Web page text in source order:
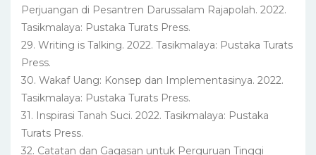
Perjuangan di Pesantren Darussalam Rajapolah. 2022.
Tasikmalaya: Pustaka Turats Press.
29. Writing is Talking. 2022. Tasikmalaya: Pustaka Turats
Press.
30. Wakaf Uang: Konsep dan Implementasinya. 2022.
Tasikmalaya: Pustaka Turats Press.
31. Inspirasi Tanah Suci. 2022. Tasikmalaya: Pustaka
Turats Press.
32. Catatan dan Gagasan untuk Perguruan Tinggi